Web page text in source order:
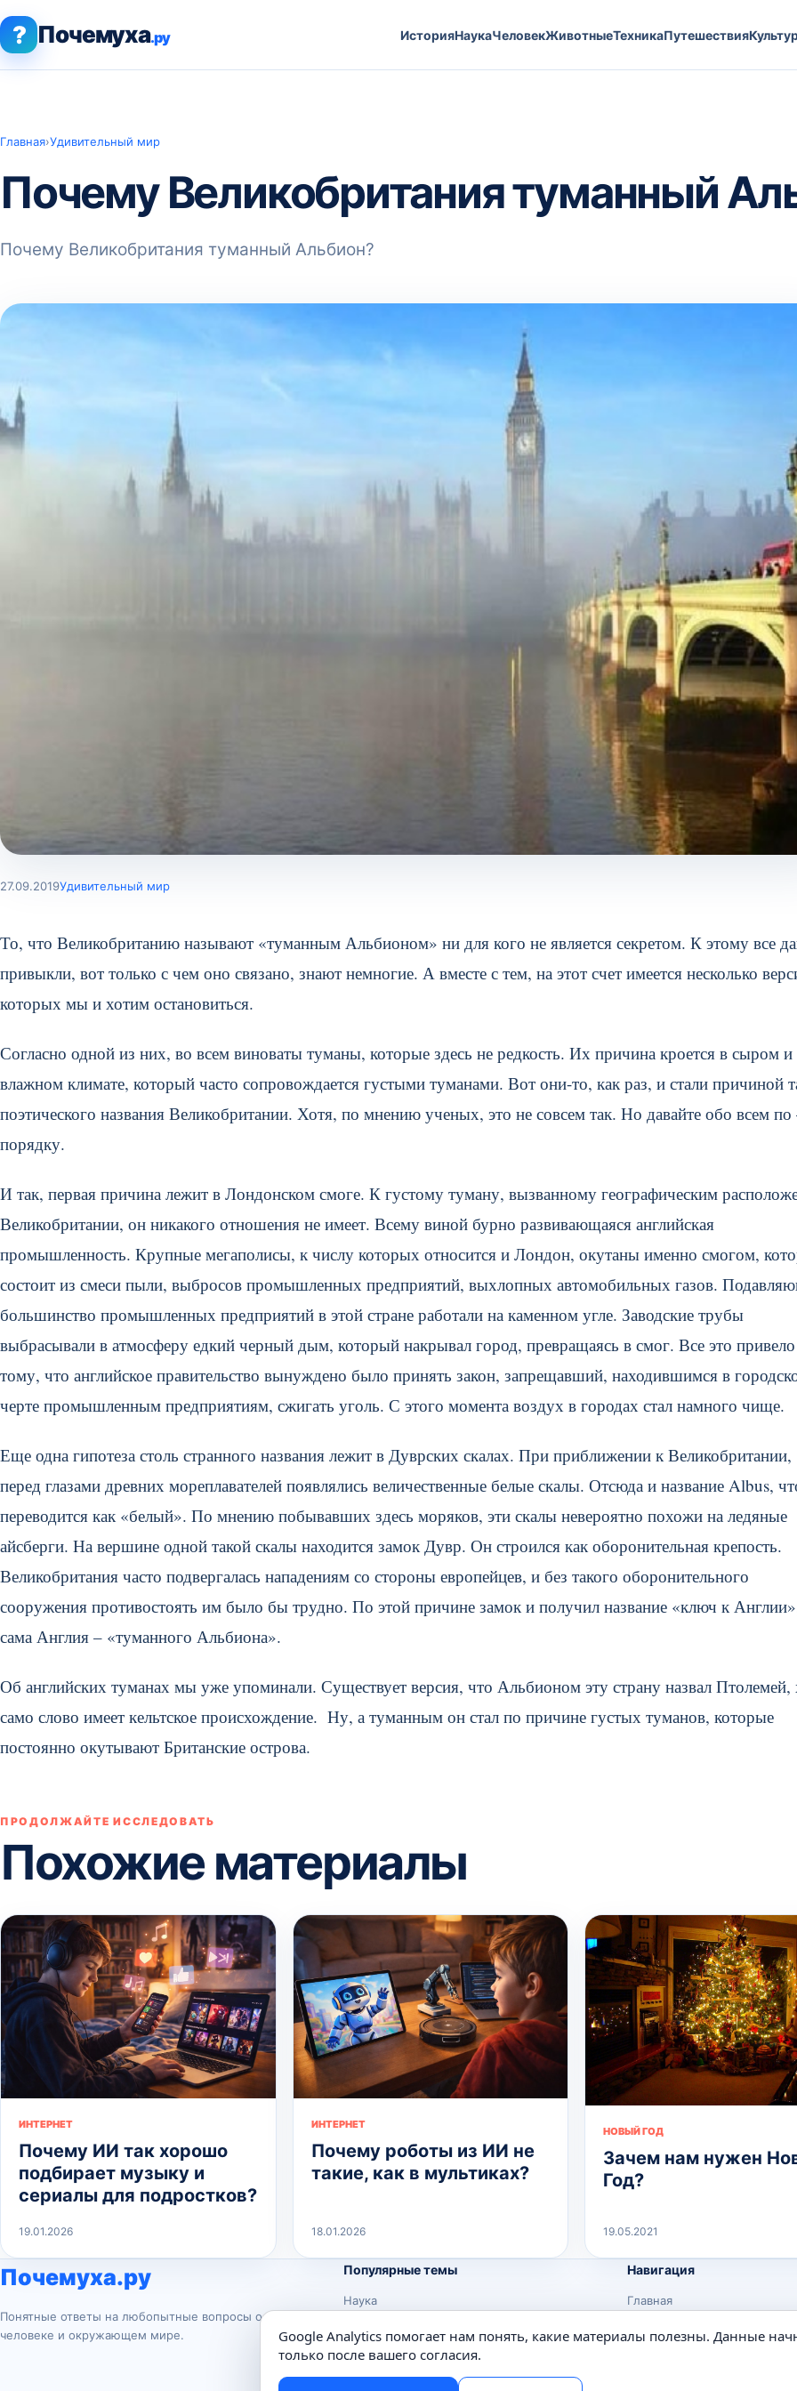
? Почемуха.ру ИсторияНаукаЧеловекЖивотныеТехникаПутешествия
Главная›Удивительный мир
Почему Великобритания туманный
Почему Великобритания туманный Альбион?
27.09.2019Удивительный мир
То, что Великобританию называют «туманным Альбионом» ни для кого не является секретом. К этому все
привыкли, вот только с чем оно связано, знают немногие. А вместе с тем, на этот счет имеется несколько
которых мы и хотим остановиться.
Согласно одной из них, во всем виноваты туманы, которые здесь не редкость. Их причина кроется в сыром и
влажном климате, который часто сопровождается густыми туманами. Вот они-то, как раз, и стали причиной
поэтического названия Великобритании. Хотя, по мнению ученых, это не совсем так. Но давайте обо всем по
порядку.
И так, первая причина лежит в Лондонском смоге. К густому туману, вызванному географическим
Великобритании, он никакого отношения не имеет. Всему виной бурно развивающаяся английская
промышленность. Крупные мегаполисы, к числу которых относится и Лондон, окутаны именно смогом,
состоит из смеси пыли, выбросов промышленных предприятий, выхлопных автомобильных газов.
большинство промышленных предприятий в этой стране работали на каменном угле. Заводские трубы
выбрасывали в атмосферу едкий черный дым, который накрывал город, превращаясь в смог. Все это
тому, что английское правительство вынуждено было принять закон, запрещавший, находившимся в
черте промышленным предприятиям, сжигать уголь. С этого момента воздух в городах стал намного чище.
Еще одна гипотеза столь странного названия лежит в Дуврских скалах. При приближении к Великобритании,
перед глазами древних мореплавателей появлялись величественные белые скалы. Отсюда и название Albus,
переводится как «белый». По мнению побывавших здесь моряков, эти скалы невероятно похожи на ледяные
айсберги. На вершине одной такой скалы находится замок Дувр. Он строился как оборонительная крепость.
Великобритания часто подвергалась нападениям со стороны европейцев, и без такого оборонительного
сооружения противостоять им было бы трудно. По этой причине замок и получил название «ключ к
сама Англия – «туманного Альбиона».
Об английских туманах мы уже упоминали. Существует версия, что Альбионом эту страну назвал Птолемей,
само слово имеет кельтское происхождение. Ну, а туманным он стал по причине густых туманов, которые
постоянно окутывают Британские острова.
ПРОДОЛЖАЙТЕ ИССЛЕДОВАТЬ
Похожие материалы
ИНТЕРНЕТ
Почему ИИ так хорошо
подбирает музыку и
сериалы для подростков?
19.01.2026
ИНТЕРНЕТ
Почему роботы из ИИ не
такие, как в мультиках?
18.01.2026
НОВЫЙ ГОД
Зачем нам нужен
Год?
19.05.2021
Почемуха.ру
Понятные ответы на любопытные вопросы о
человеке и окружающем мире.
Популярные темы
Наука
Животные
Техника
Навигация
Главная
Google Analytics помогает нам понять, какие материалы полезны. Данные
только после вашего согласия.